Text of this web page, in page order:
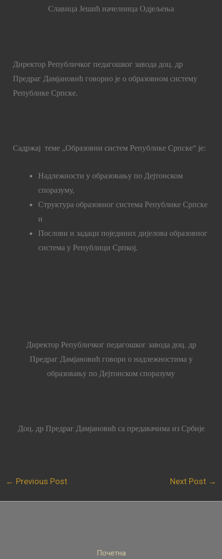
Славица Јешић начелница Одјељења
Директор Републичког педагошког завода доц. др
Предраг Дамјановић говорио је о образовном систему
Републике Српске.
Садржај теме „Образовни систем Републике Српске“ је:
Надлежности у образовању по Дејтонском
споразуму,
Структура образовног система Републике Српске
и
Послови и задаци појединих дијелова образовног
система у Републици Српкој.
Директор Републичког педагошког завода доц. др
Предраг Дамјановић говори о надлежностима у
образовању по Дејтонском споразуму
Доц. др Предраг Дамјановић са предавачима из Србије
← Previous Post Next Post →
Почетна